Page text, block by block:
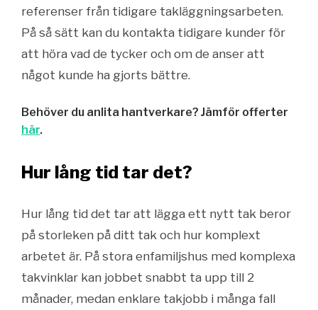
referenser från tidigare takläggningsarbeten.
På så sätt kan du kontakta tidigare kunder för
att höra vad de tycker och om de anser att
något kunde ha gjorts bättre.
Behöver du anlita hantverkare? Jämför offerter
här.
Hur lång tid tar det?
Hur lång tid det tar att lägga ett nytt tak beror
på storleken på ditt tak och hur komplext
arbetet är. På stora enfamiljshus med komplexa
takvinklar kan jobbet snabbt ta upp till 2
månader, medan enklare takjobb i många fall